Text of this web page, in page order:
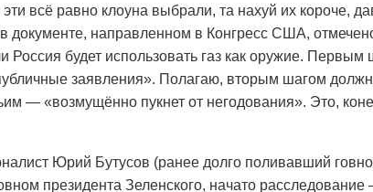
всё равно клоуна выбрали, та нахуй их короче,
документе, направленном в Конгресс США,
Россия будет использовать газ как оружие. Первым
заявления». Полагаю, вторым шагом
— «возмущённо пукнет от негодования». Это,
Юрий Бутусов (ранее долго поливавший
президента Зеленского, начато расследование